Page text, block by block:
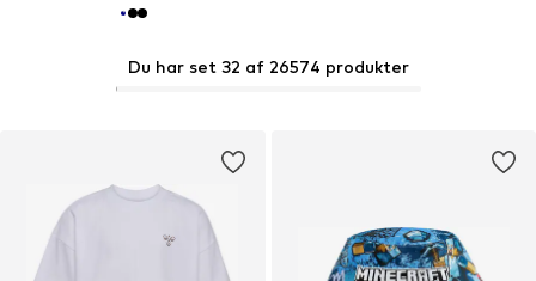
Du har set 32 af 26574 produkter